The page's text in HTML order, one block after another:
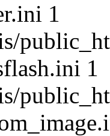
1
1